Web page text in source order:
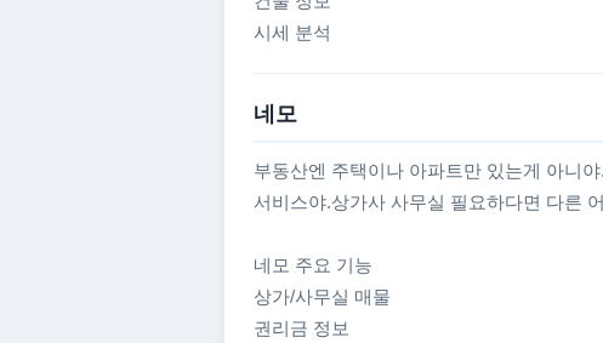
시세 분석
네모
부동산엔 주택이나 아파트만 있는게 아니
서비스야.상가사 사무실 필요하다면 다른
네모 주요 기능
상가/사무실 매물
권리금 정보